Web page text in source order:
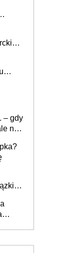
-
– gdy
nie
w